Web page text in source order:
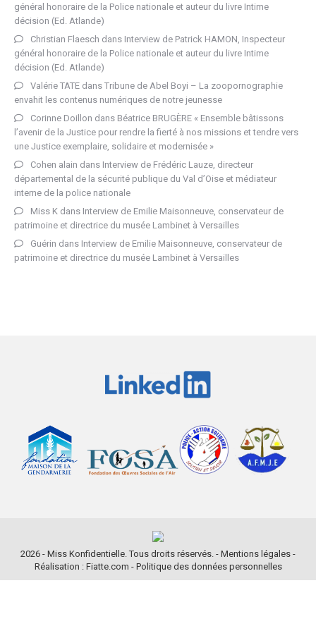
général honoraire de la Police nationale et auteur du livre Intime
décision (Ed. Atlande)
Christian Flaesch dans Interview de Patrick HAMON, Inspecteur
général honoraire de la Police nationale et auteur du livre Intime
décision (Ed. Atlande)
Valérie TATE dans Tribune de Abel Boyi – La zoopornographie
envahit les contenus numériques de notre jeunesse
Corinne Doillon dans Béatrice BRUGÈRE « Ensemble bâtissons
l’avenir de la Justice pour rendre la fierté à nos missions et tendre vers
une Justice exemplaire, solidaire et modernisée »
Cohen alain dans Interview de Frédéric Lauze, directeur
départemental de la sécurité publique du Val d’Oise et médiateur
interne de la police nationale
Miss K dans Interview de Emilie Maisonneuve, conservateur de
patrimoine et directrice du musée Lambinet à Versailles
Guérin dans Interview de Emilie Maisonneuve, conservateur de
patrimoine et directrice du musée Lambinet à Versailles
2026 - Miss Konfidentielle. Tous droits réservés. - Mentions légales -
Réalisation : Fiatte.com - Politique des données personnelles